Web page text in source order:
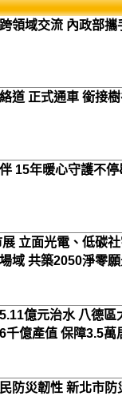
領域交流 內政部
道 正式通車 銜接
15年暖心守護不
立面光電、低碳
域 共築2050淨零
億元治水 八德區
千億產值 保障3.5萬
防災韌性 新北市防